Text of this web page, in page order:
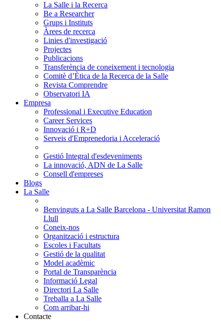
La Salle i la Recerca
Be a Researcher
Grups i Instituts
Àrees de recerca
Linies d'investigació
Projectes
Publicacions
Transferència de coneixement i tecnologia
Comitè d’Ètica de la Recerca de la Salle
Revista Comprendre
Observatori IA
Empresa
Professional i Executive Education
Career Services
Innovació i R+D
Serveis d'Emprenedoria i Acceleració
Gestió Integral d'esdeveniments
La innovació, ADN de La Salle
Consell d'empreses
Blogs
La Salle
Benvinguts a La Salle Barcelona - Universitat Ramon
Llull
Coneix-nos
Organització i estructura
Escoles i Facultats
Gestió de la qualitat
Model acadèmic
Portal de Transparència
Informació Legal
Directori La Salle
Treballa a La Salle
Com arribar-hi
Contacte